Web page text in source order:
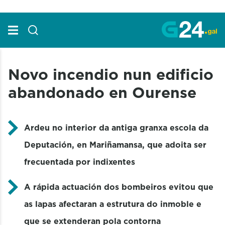
Novo incendio nun edificio
abandonado en Ourense
Ardeu no interior da antiga granxa escola da
Deputación, en Mariñamansa, que adoita ser
frecuentada por indixentes
A rápida actuación dos bombeiros evitou que
as lapas afectaran a estrutura do inmoble e
que se extenderan pola contorna